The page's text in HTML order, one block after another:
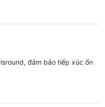
đảm bảo tiếp xúc ổn